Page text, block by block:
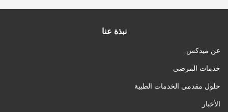
نبذة عنا
عن ميدكس
خدمات المرضى
حلول مقدمي الخدمات الطبية
الأخبار